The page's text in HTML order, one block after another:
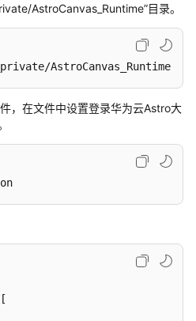
AstroCanvas_Runtime”目录。
AstroCanvas_Runtime
，在文件中设置登录华为云Astro大
[